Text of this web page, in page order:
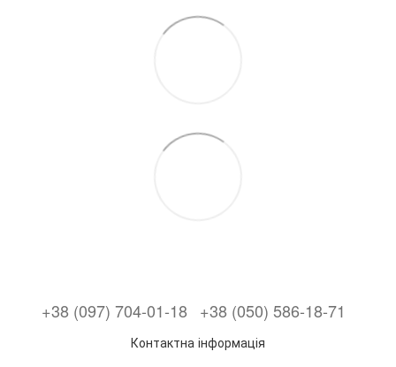
+38 (097) 704-01-18 +38 (050) 586-18-71
Контактна інформація